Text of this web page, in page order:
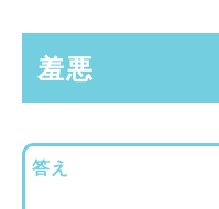
羞悪
答え